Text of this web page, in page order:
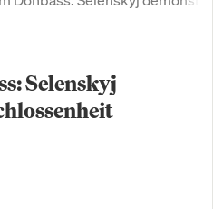
Selenskyj